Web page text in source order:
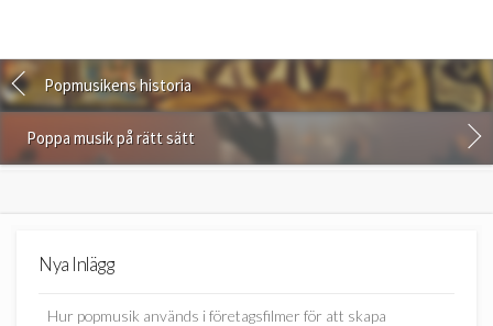
Popmusikens historia
Poppa musik på rätt sätt
Nya Inlägg
Hur popmusik används i företagsfilmer för att skapa